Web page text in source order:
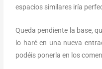
espacios similares iría
Queda pendiente la base,
lo haré en una nueva
podéis ponerla en los